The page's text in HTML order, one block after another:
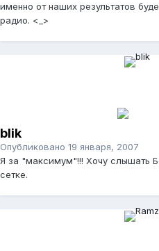
именно от наших результатов
радио. <_>
blik
Опубликовано 19 января, 2007
Я за "максимум"!!! Хочу слышать
сетке.